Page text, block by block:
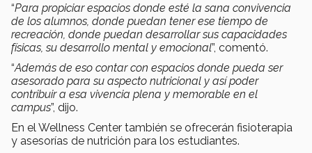
“Para propiciar espacios donde esté la sana convivencia
de los alumnos, donde puedan tener ese tiempo de
recreación, donde puedan desarrollar sus capacidades
físicas, su desarrollo mental y emocional”, comentó.
“Además de eso contar con espacios donde pueda ser
asesorado para su aspecto nutricional y así poder
contribuir a esa vivencia plena y memorable en el
campus”, dijo.
En el Wellness Center también se ofrecerán fisioterapia
y asesorías de nutrición para los estudiantes.